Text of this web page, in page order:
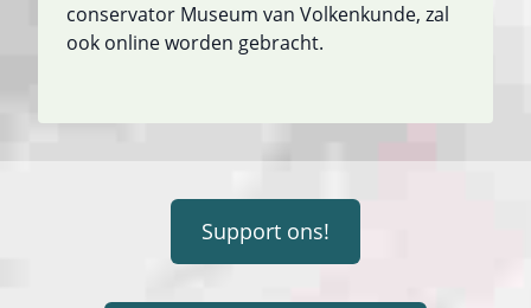
conservator Museum van Volkenkunde, zal
ook online worden gebracht.
Support ons!